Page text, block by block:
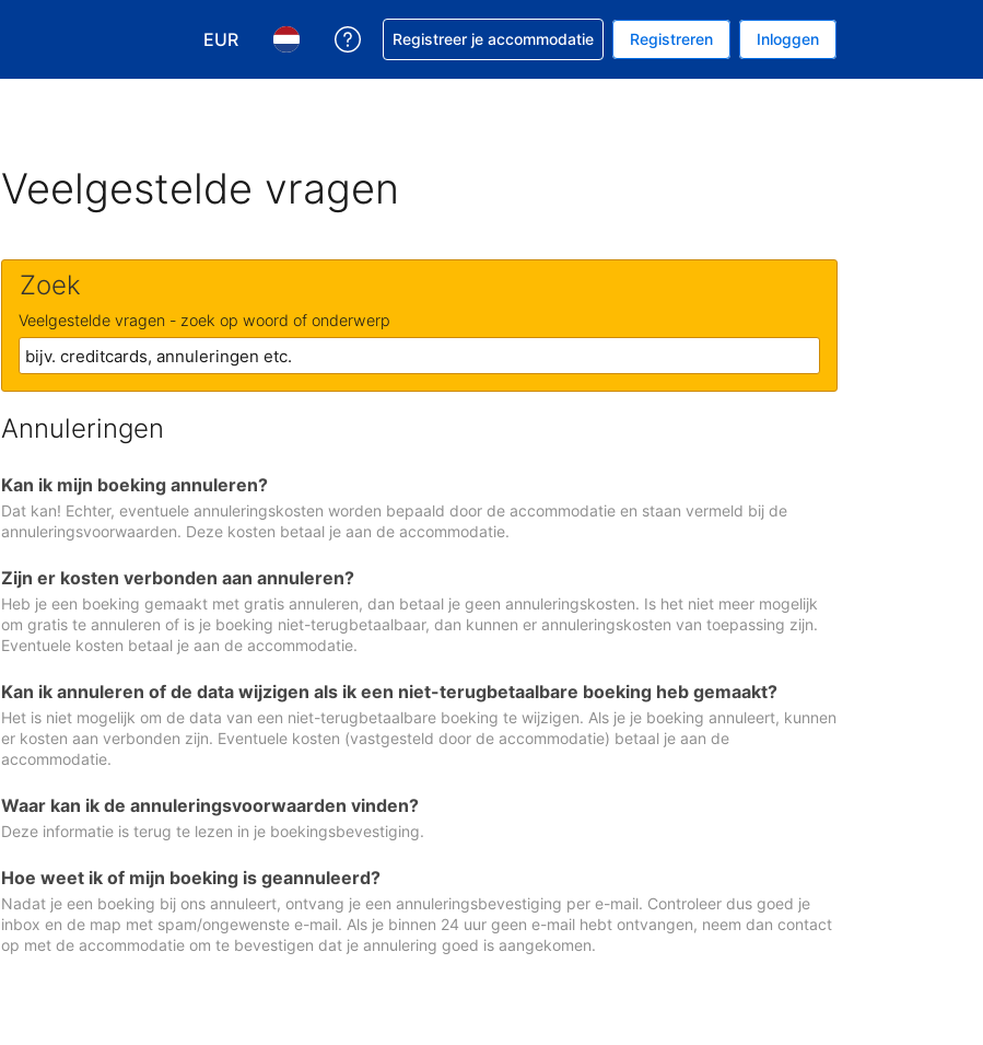
EUR
Kies je valuta. Je huidige valuta is EUR
Kies je taal. Je huidige taal is Nederlands
Krijg hulp bij je reservering
Registreer je accommodatie Registreren Inloggen
Veelgestelde vragen
Zoek
Veelgestelde vragen - zoek op woord of onderwerp
Annuleringen
Kan ik mijn boeking annuleren?
Dat kan! Echter, eventuele annuleringskosten worden bepaald door de accommodatie en staan vermeld bij de
annuleringsvoorwaarden. Deze kosten betaal je aan de accommodatie.
Zijn er kosten verbonden aan annuleren?
Heb je een boeking gemaakt met gratis annuleren, dan betaal je geen annuleringskosten. Is het niet meer mogelijk
om gratis te annuleren of is je boeking niet-terugbetaalbaar, dan kunnen er annuleringskosten van toepassing zijn.
Eventuele kosten betaal je aan de accommodatie.
Kan ik annuleren of de data wijzigen als ik een niet-terugbetaalbare boeking heb gemaakt?
Het is niet mogelijk om de data van een niet-terugbetaalbare boeking te wijzigen. Als je je boeking annuleert, kunnen
er kosten aan verbonden zijn. Eventuele kosten (vastgesteld door de accommodatie) betaal je aan de
accommodatie.
Waar kan ik de annuleringsvoorwaarden vinden?
Deze informatie is terug te lezen in je boekingsbevestiging.
Hoe weet ik of mijn boeking is geannuleerd?
Nadat je een boeking bij ons annuleert, ontvang je een annuleringsbevestiging per e-mail. Controleer dus goed je
inbox en de map met spam/ongewenste e-mail. Als je binnen 24 uur geen e-mail hebt ontvangen, neem dan contact
op met de accommodatie om te bevestigen dat je annulering goed is aangekomen.